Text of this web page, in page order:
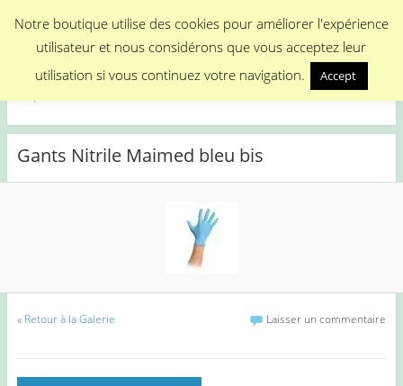
Menu
Medical Promotion
Gants Nitrile Maimed bleu bis
« Retour à la Galerie Laisser un commentaire
Notre boutique utilise des cookies pour améliorer l'expérience
utilisateur et nous considérons que vous acceptez leur
utilisation si vous continuez votre navigation.
Accept